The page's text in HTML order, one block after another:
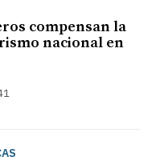
compensan la
nacional en